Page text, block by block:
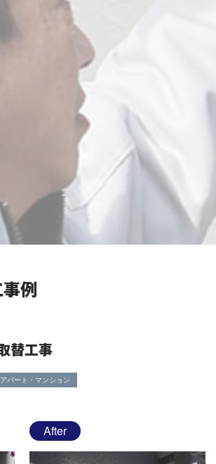
例
替工事
アパート・マンション
After